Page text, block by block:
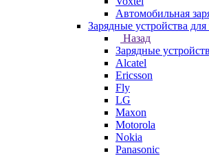
Автомобильная
Зарядные устройства
Назад
Зарядные
Alcatel
Ericsson
Fly
LG
Maxon
Motorola
Nokia
Panasonic